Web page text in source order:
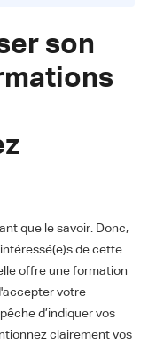
son
que le savoir. Donc,
de cette
offre une formation
votre
d’indiquer vos
clairement vos